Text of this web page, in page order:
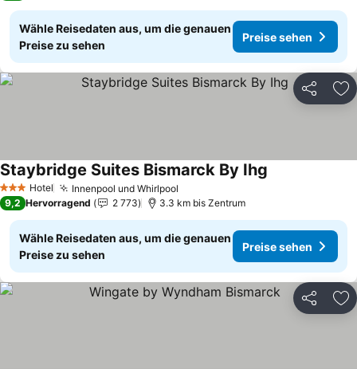
Wähle Reisedaten aus, um die genauen
Preise zu sehen
Preise sehen
Teilen
3 SterneHotel Innenpool und Whirlpool
Staybridge Suites Bismarck By Ihg
9,2 Hervorragend 2 773 3.3 km bis Zentrum
Wähle Reisedaten aus, um die genauen
Preise zu sehen
Preise sehen
Teilen